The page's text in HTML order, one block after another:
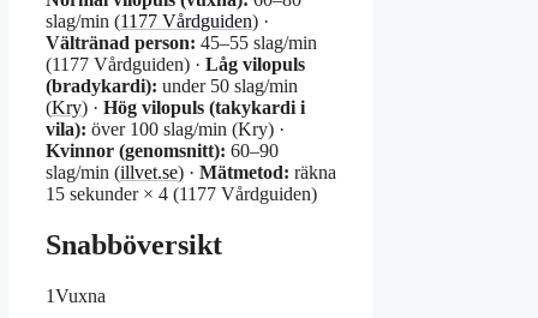
slag/min (1177 Vårdguiden) ·
Vältränad person: 45–55 slag/min
(1177 Vårdguiden) · Låg vilopuls
(bradykardi): under 50 slag/min
(Kry) · Hög vilopuls (takykardi i
vila): över 100 slag/min (Kry) ·
Kvinnor (genomsnitt): 60–90
slag/min (illvet.se) · Mätmetod: räkna
15 sekunder × 4 (1177 Vårdguiden)
Snabböversikt
1Vuxna